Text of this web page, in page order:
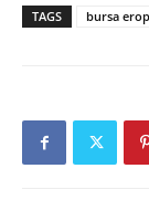
TAGS bursa